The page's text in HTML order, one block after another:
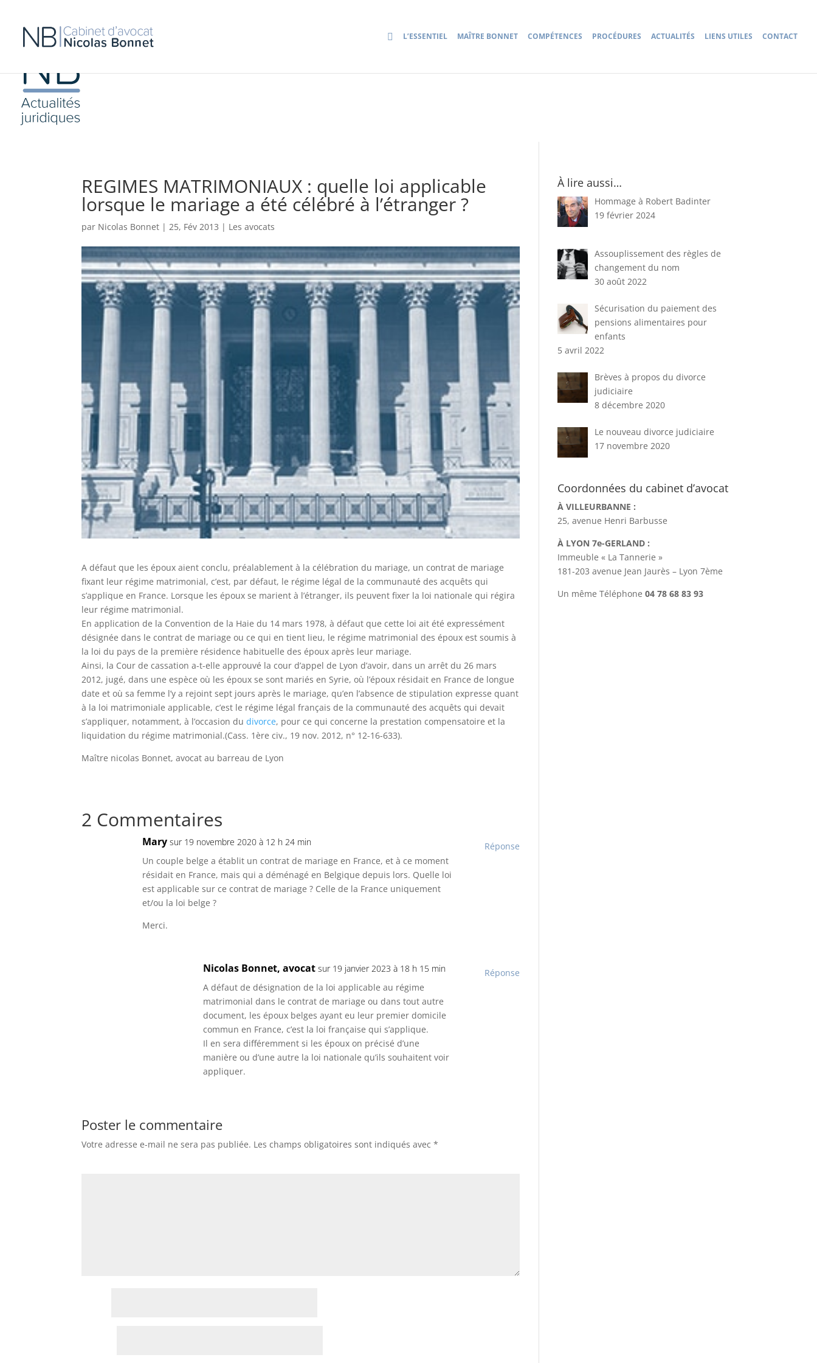
L’ESSENTIEL MAÎTRE BONNET COMPÉTENCES PROCÉDURES ACTUALITÉS LIENS UTILES CONTACT
REGIMES MATRIMONIAUX : quelle loi applicable
lorsque le mariage a été célébré à l’étranger ?
par Nicolas Bonnet |25, Fév 2013 | Les avocats
A défaut que les époux aient conclu, préalablement à la célébration du mariage, un contrat de mariage
fixant leur régime matrimonial, c’est, par défaut, le régime légal de la communauté des acquêts qui
s’applique en France. Lorsque les époux se marient à l’étranger, ils peuvent fixer la loi nationale qui régira
leur régime matrimonial.
En application de la Convention de la Haie du 14 mars 1978, à défaut que cette loi ait été expressément
désignée dans le contrat de mariage ou ce qui en tient lieu, le régime matrimonial des époux est soumis à
la loi du pays de la première résidence habituelle des époux après leur mariage.
Ainsi, la Cour de cassation a-t-elle approuvé la cour d’appel de Lyon d’avoir, dans un arrêt du 26 mars
2012, jugé, dans une espèce où les époux se sont mariés en Syrie, où l’époux résidait en France de longue
date et où sa femme l’y a rejoint sept jours après le mariage, qu’en l’absence de stipulation expresse quant
à la loi matrimoniale applicable, c’est le régime légal français de la communauté des acquêts qui devait
s’appliquer, notamment, à l’occasion dudivorce, pour ce qui concerne la prestation compensatoire et la
liquidation du régime matrimonial.(Cass. 1ère civ., 19 nov. 2012, n° 12-16-633).
Maître nicolas Bonnet, avocat au barreau de Lyon
2 Commentaires
Mary sur 19 novembre 2020 à 12 h 24 min
Un couple belge a établit un contrat de mariage en France, et à ce moment
résidait en France, mais qui a déménagé en Belgique depuis lors. Quelle loi
est applicable sur ce contrat de mariage ? Celle de la France uniquement
et/ou la loi belge ?
Merci.
Réponse
Nicolas Bonnet, avocat sur 19 janvier 2023 à 18 h 15 min
A défaut de désignation de la loi applicable au régime
matrimonial dans le contrat de mariage ou dans tout autre
document, les époux belges ayant eu leur premier domicile
commun en France, c’est la loi française qui s’applique.
Il en sera différemment si les époux on précisé d’une
manière ou d’une autre la loi nationale qu’ils souhaitent voir
appliquer.
Réponse
Poster le commentaire
Votre adresse e-mail ne sera pas publiée. Les champs obligatoires sont indiqués avec*
À lire aussi…
Hommage à Robert Badinter
19 février 2024
Assouplissement des règles de
changement du nom
30 août 2022
Sécurisation du paiement des
pensions alimentaires pour
enfants
5 avril 2022
Brèves à propos du divorce
judiciaire
8 décembre 2020
Le nouveau divorce judiciaire
17 novembre 2020
Coordonnées du cabinet d’avocat
À VILLEURBANNE :
25, avenue Henri Barbusse
À LYON 7e-GERLAND :
Immeuble « La Tannerie »
181-203 avenue Jean Jaurès – Lyon 7ème
Un même Téléphone04 78 68 83 93